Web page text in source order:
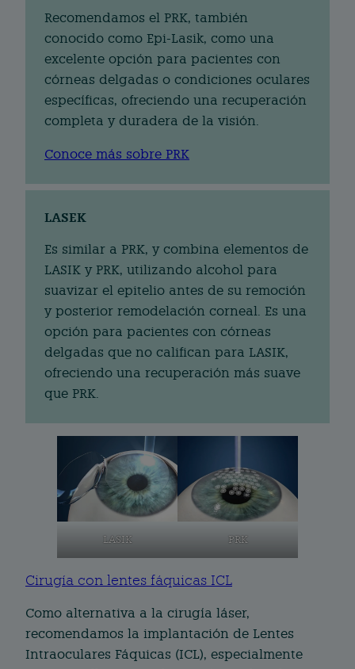
Recomendamos el PRK, también
conocido como Epi-Lasik, como una
excelente opción para pacientes con
córneas delgadas o condiciones oculares
específicas, ofreciendo una recuperación
completa y duradera de la visión.
Conoce más sobre PRK
LASEK
Es similar a PRK, y combina elementos de
LASIK y PRK, utilizando alcohol para
suavizar el epitelio antes de su remoción
y posterior remodelación corneal. Es una
opción para pacientes con córneas
delgadas que no califican para LASIK,
ofreciendo una recuperación más suave
que PRK.
LASIK PRK
Cirugía con lentes fáquicas ICL
Como alternativa a la cirugía láser,
recomendamos la implantación de Lentes
Intraoculares Fáquicas (ICL), especialmente